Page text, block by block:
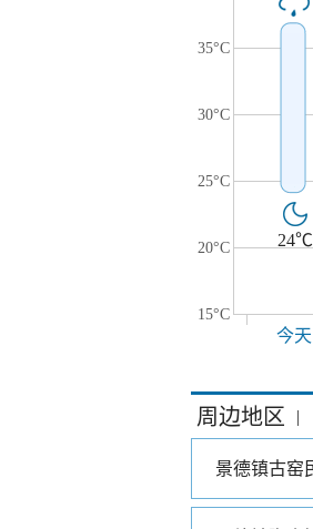
35°C
30°C
25°C
20°C
15°C
24℃
今天
周边地区 |